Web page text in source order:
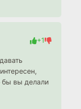
+1
бы вы делали